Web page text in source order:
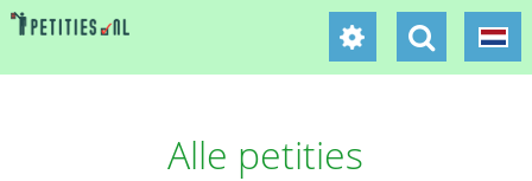
Alle petities